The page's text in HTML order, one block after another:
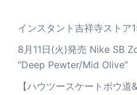
インスタント吉祥寺ストア
8月11日(火)発売 Nike SB
”Deep Pewter/Mid Olive”
【ハウツースケートボウ